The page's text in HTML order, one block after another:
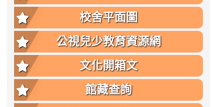
點
校舍平面圖
公視兒少教育資源網
文化開箱文
館藏查詢